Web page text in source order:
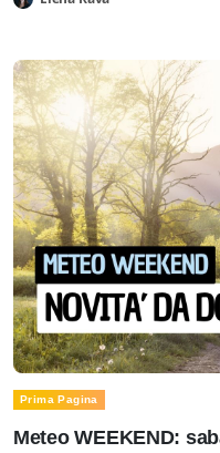
Prima Pagina
Meteo WEEKEND: